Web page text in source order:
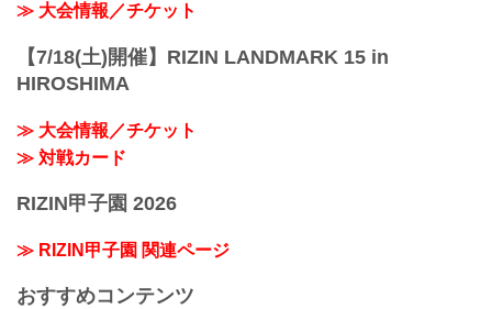
≫ 大会情報／チケット
【7/18(土)開催】RIZIN LANDMARK 15 in
HIROSHIMA
≫ 大会情報／チケット
≫ 対戦カード
RIZIN甲子園 2026
≫ RIZIN甲子園 関連ページ
おすすめコンテンツ